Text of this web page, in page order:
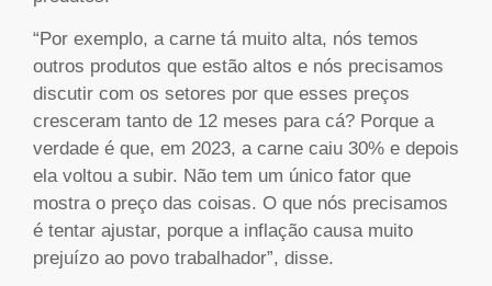
“Por exemplo, a carne tá muito alta, nós temos
outros produtos que estão altos e nós precisamos
discutir com os setores por que esses preços
cresceram tanto de 12 meses para cá? Porque a
verdade é que, em 2023, a carne caiu 30% e depois
ela voltou a subir. Não tem um único fator que
mostra o preço das coisas. O que nós precisamos
é tentar ajustar, porque a inflação causa muito
prejuízo ao povo trabalhador”, disse.